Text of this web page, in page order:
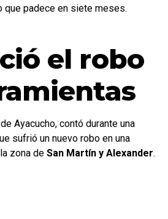
que padece en siete meses.
el robo
Ayacucho, contó durante una
sufrió un nuevo robo en una
zona de San Martín y Alexander.